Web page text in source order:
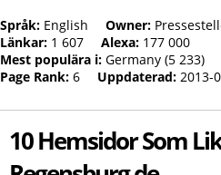
Språk: English Owner:
Länkar: 1 607 Alexa: 177 000
Mest populära i: Germany (5 233)
Page Rank: 6 Uppdaterad: 2013-
10 Hemsidor Som